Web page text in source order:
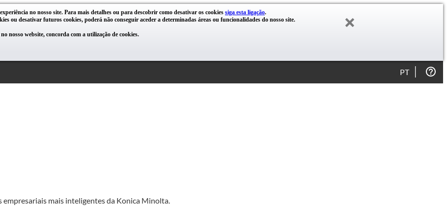
no nosso site. Para mais detalhes ou para descobrir como desativar os cookies siga esta ligação.
ou desativar futuros cookies, poderá não conseguir aceder a determinadas áreas ou funcionalidades do nosso site.
nosso website, concorda com a utilização de cookies.
PT
mais inteligentes da Konica Minolta.